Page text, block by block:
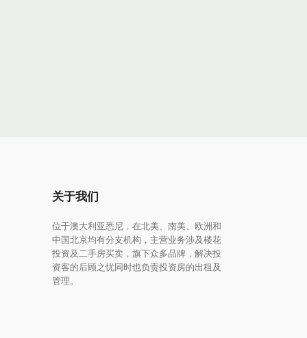
关于我们
位于澳大利亚悉尼，在北美、南美、欧洲和
中国北京均有分支机构，主营业务涉及楼花
投资及二手房买卖，旗下众多品牌，解决投
资客的后顾之忧同时也负责投资房的出租及
管理。